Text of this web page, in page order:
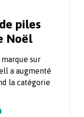
piles
Noël
sur
a augmenté
la catégorie